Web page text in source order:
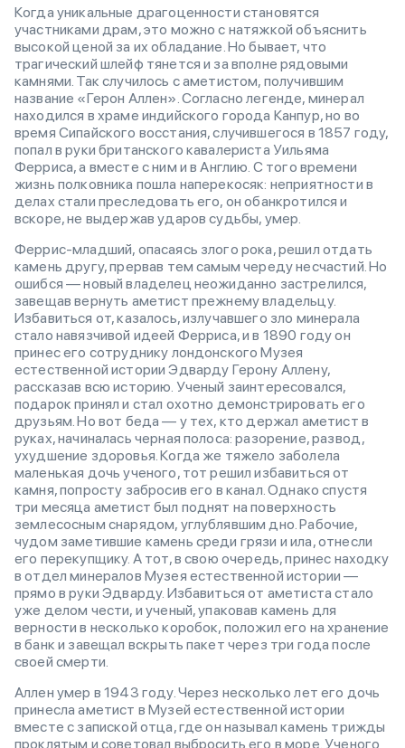
Когда уникальные драгоценности становятся
участниками драм, это можно с натяжкой объяснить
высокой ценой за их обладание. Но бывает, что
трагический шлейф тянется и за вполне рядовыми
камнями. Так случилось с аметистом, получившим
название «Герон Аллен». Согласно легенде, минерал
находился в храме индийского города Канпур, но во
время Сипайского восстания, случившегося в 1857 году,
попал в руки британского кавалериста Уильяма
Ферриса, а вместе с ним и в Англию. С того времени
жизнь полковника пошла наперекосяк: неприятности в
делах стали преследовать его, он обанкротился и
вскоре, не выдержав ударов судьбы, умер.
Феррис-младший, опасаясь злого рока, решил отдать
камень другу, прервав тем самым череду несчастий. Но
ошибся — новый владелец неожиданно застрелился,
завещав вернуть аметист прежнему владельцу.
Избавиться от, казалось, излучавшего зло минерала
стало навязчивой идеей Ферриса, и в 1890 году он
принес его сотруднику лондонского Музея
естественной истории Эдварду Герону Аллену,
рассказав всю историю. Ученый заинтересовался,
подарок принял и стал охотно демонстрировать его
друзьям. Но вот беда — у тех, кто держал аметист в
руках, начиналась черная полоса: разорение, развод,
ухудшение здоровья. Когда же тяжело заболела
маленькая дочь ученого, тот решил избавиться от
камня, попросту забросив его в канал. Однако спустя
три месяца аметист был поднят на поверхность
землесосным снарядом, углублявшим дно. Рабочие,
чудом заметившие камень среди грязи и ила, отнесли
его перекупщику. А тот, в свою очередь, принес находку
в отдел минералов Музея естественной истории —
прямо в руки Эдварду. Избавиться от аметиста стало
уже делом чести, и ученый, упаковав камень для
верности в несколько коробок, положил его на хранение
в банк и завещал вскрыть пакет через три года после
своей смерти.
Аллен умер в 1943 году. Через несколько лет его дочь
принесла аметист в Музей естественной истории
вместе с запиской отца, где он называл камень трижды
проклятым и советовал выбросить его в море. Ученого